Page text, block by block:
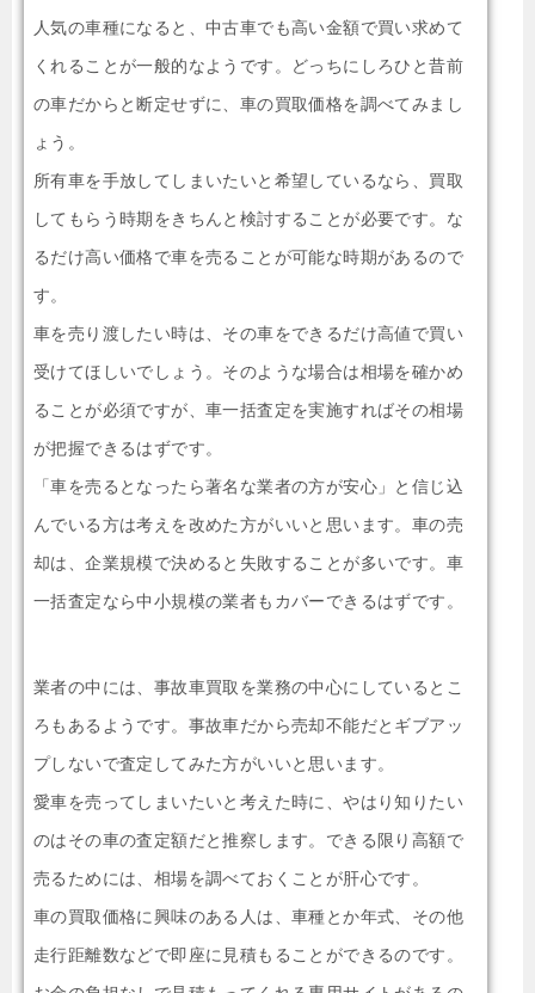
人気の車種になると、中古車でも高い金額で買い求めて
くれることが一般的なようです。どっちにしろひと昔前
の車だからと断定せずに、車の買取価格を調べてみまし
ょう。
所有車を手放してしまいたいと希望しているなら、買取
してもらう時期をきちんと検討することが必要です。な
るだけ高い価格で車を売ることが可能な時期があるので
す。
車を売り渡したい時は、その車をできるだけ高値で買い
受けてほしいでしょう。そのような場合は相場を確かめ
ることが必須ですが、車一括査定を実施すればその相場
が把握できるはずです。
「車を売るとなったら著名な業者の方が安心」と信じ込
んでいる方は考えを改めた方がいいと思います。車の売
却は、企業規模で決めると失敗することが多いです。車
一括査定なら中小規模の業者もカバーできるはずです。
業者の中には、事故車買取を業務の中心にしているとこ
ろもあるようです。事故車だから売却不能だとギブアッ
プしないで査定してみた方がいいと思います。
愛車を売ってしまいたいと考えた時に、やはり知りたい
のはその車の査定額だと推察します。できる限り高額で
売るためには、相場を調べておくことが肝心です。
車の買取価格に興味のある人は、車種とか年式、その他
走行距離数などで即座に見積もることができるのです。